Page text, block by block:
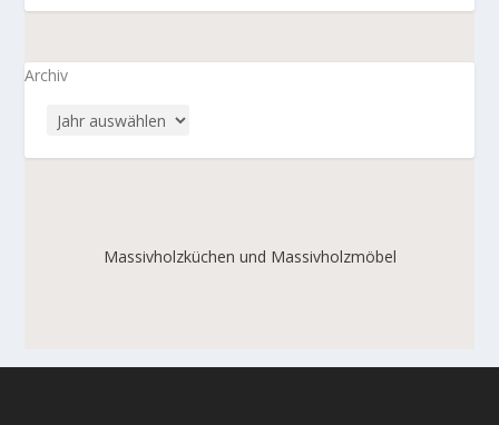
Archiv
Massivholzküchen und Massivholzmöbel